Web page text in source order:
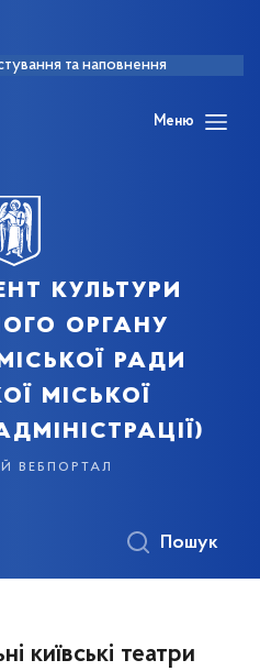
та наповнення
Меню
культури
органу
ради
міської
вебпортал
Пошук
київські театри